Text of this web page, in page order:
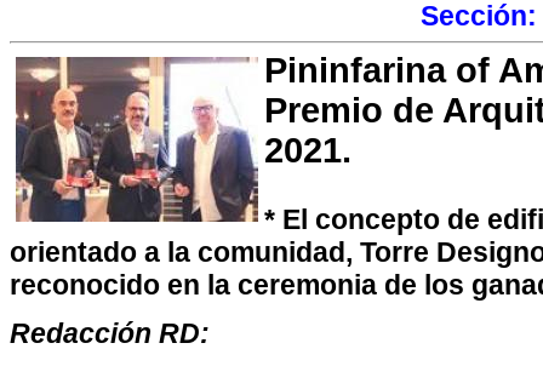
Sección:
Pininfarina of
Premio de
2021.
* El concepto de
orientado a la comunidad, Torre
reconocido en la ceremonia de los
Redacción RD: